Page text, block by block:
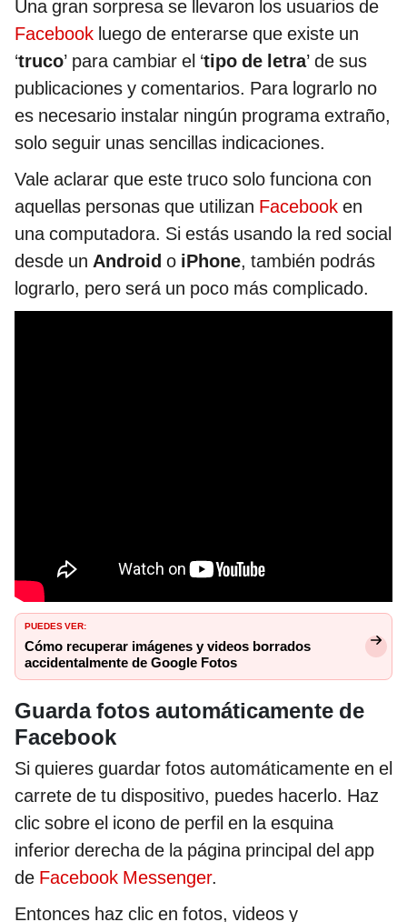
Una gran sorpresa se llevaron los usuarios de
Facebook luego de enterarse que existe un
‘truco’ para cambiar el ‘tipo de letra’ de sus
publicaciones y comentarios. Para lograrlo no
es necesario instalar ningún programa extraño,
solo seguir unas sencillas indicaciones.
Vale aclarar que este truco solo funciona con
aquellas personas que utilizan Facebook en
una computadora. Si estás usando la red social
desde un Android o iPhone, también podrás
lograrlo, pero será un poco más complicado.
PUEDES VER:
Cómo recuperar imágenes y videos borrados
accidentalmente de Google Fotos
Guarda fotos automáticamente de
Facebook
Si quieres guardar fotos automáticamente en el
carrete de tu dispositivo, puedes hacerlo. Haz
clic sobre el icono de perfil en la esquina
inferior derecha de la página principal del app
de Facebook Messenger.
Entonces haz clic en fotos, videos y